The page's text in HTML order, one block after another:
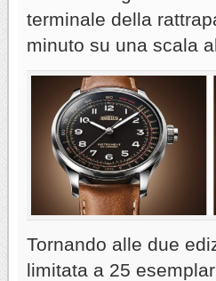
terminale della
minuto su una scala
Tornando alle due
limitata a 25